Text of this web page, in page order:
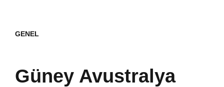
GENEL
Güney Avustralya